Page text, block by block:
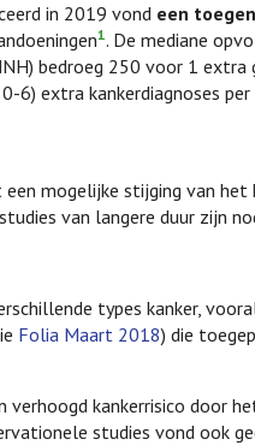
in 2019 vond een
1. De mediane
bedroeg 250 voor 1 extra
6) extra kankerdiagnoses
mogelijke stijging van het
van langere duur zijn
types kanker,
Folia Maart 2018) die
verhoogd kankerrisico door
studies vond ook